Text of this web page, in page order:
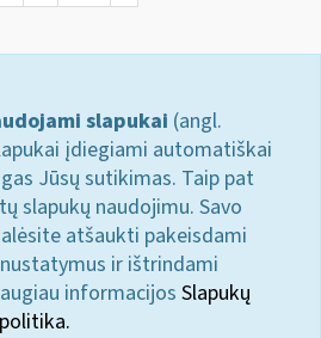
slapukai (angl.
įdiegiami automatiškai
Jūsų sutikimas. Taip pat
slapukų naudojimu. Savo
atšaukti pakeisdami
ir ištrindami
informacijos Slapukų